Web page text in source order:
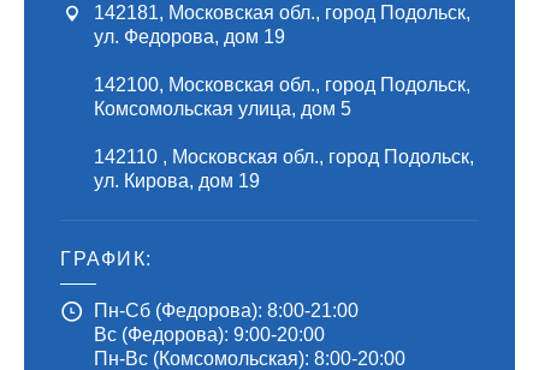
142181, Московская обл., город Подольск,
ул. Федорова, дом 19
142100, Московская обл., город Подольск,
Комсомольская улица, дом 5
142110 , Московская обл., город Подольск,
ул. Кирова, дом 19
ГРАФИК:
Пн-Сб (Федорова): 8:00-21:00
Вс (Федорова): 9:00-20:00
Пн-Вс (Комсомольская): 8:00-20:00